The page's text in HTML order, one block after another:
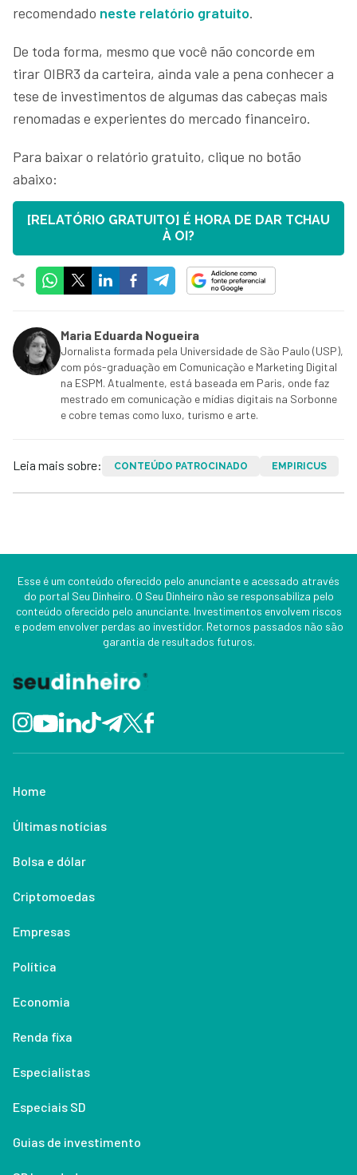
recomendado neste relatório gratuito.
De toda forma, mesmo que você não concorde em
tirar OIBR3 da carteira, ainda vale a pena conhecer a
tese de investimentos de algumas das cabeças mais
renomadas e experientes do mercado financeiro.
Para baixar o relatório gratuito, clique no botão
abaixo:
[RELATÓRIO GRATUITO] É HORA DE DAR TCHAU
À OI?
Maria Eduarda Nogueira
Jornalista formada pela Universidade de São Paulo (USP),
com pós-graduação em Comunicação e Marketing Digital
na ESPM. Atualmente, está baseada em Paris, onde faz
mestrado em comunicação e mídias digitais na Sorbonne
e cobre temas como luxo, turismo e arte.
Leia mais sobre: CONTEÚDO PATROCINADO EMPIRICUS
Esse é um conteúdo oferecido pelo anunciante e acessado através
do portal Seu Dinheiro. O Seu Dinheiro não se responsabiliza pelo
conteúdo oferecido pelo anunciante. Investimentos envolvem riscos
e podem envolver perdas ao investidor. Retornos passados não são
garantia de resultados futuros.
Home
Últimas notícias
Bolsa e dólar
Criptomoedas
Empresas
Política
Economia
Renda fixa
Especialistas
Especiais SD
Guias de investimento